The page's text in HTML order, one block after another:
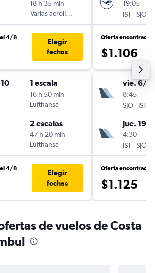
18 h 35 min
Varias aerolíneas
4/8
Elegir
fechas
1 escala
16 h 50 min
Lufthansa
2 escalas
47 h 20 min
Lufthansa
4/8
Elegir
fechas
19:05
IST-SJO
Oferta encontrada
$1.106
vie. 6/11
8:45
SJO- IST
jue. 19/
4:30
IST-SJO
Oferta encontrada
$1.125
de vuelos de Costa